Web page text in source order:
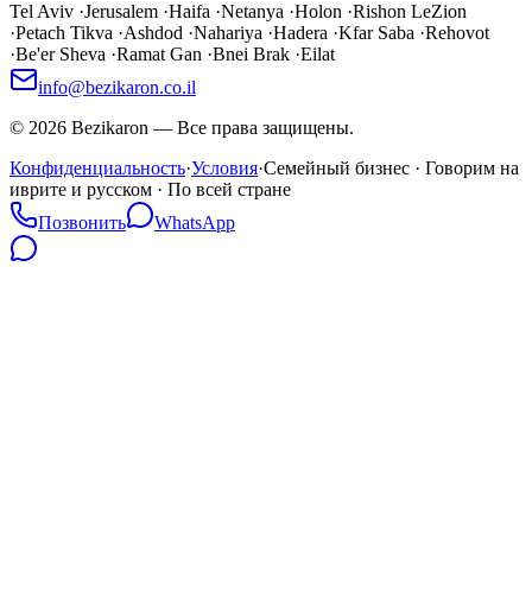
Tel Aviv ·Jerusalem ·Haifa ·Netanya ·Holon ·Rishon LeZion
·Petach Tikva ·Ashdod ·Nahariya ·Hadera ·Kfar Saba ·Rehovot
·Be'er Sheva ·Ramat Gan ·Bnei Brak ·Eilat
info@bezikaron.co.il
© 2026 Bezikaron — Все права защищены.
Конфиденциальность·Условия·Семейный бизнес · Говорим на
иврите и русском · По всей стране
Позвонить
WhatsApp